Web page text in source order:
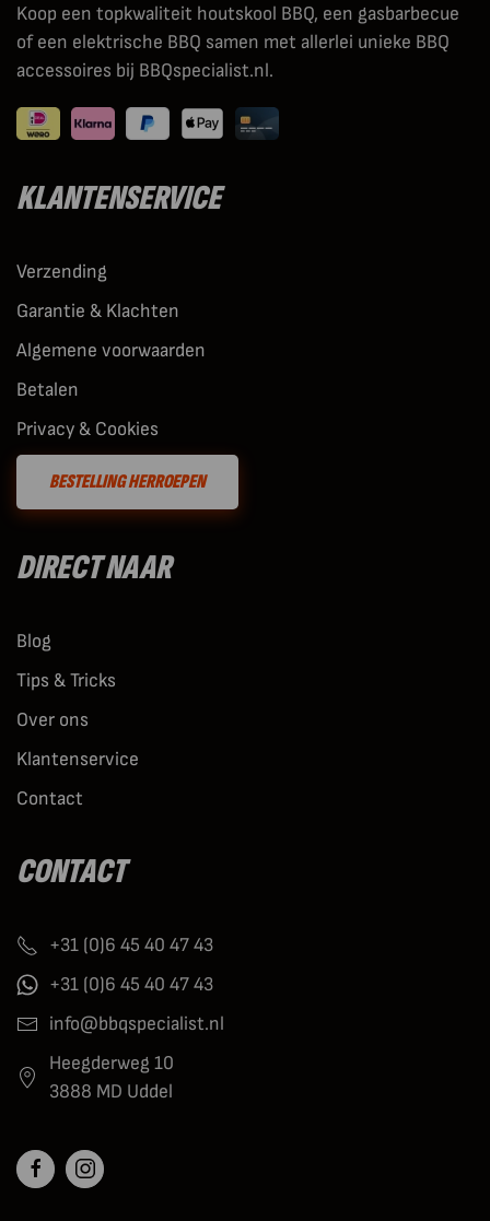
Koop een topkwaliteit houtskool BBQ, een gasbarbecue
of een elektrische BBQ samen met allerlei unieke BBQ
accessoires bij BBQspecialist.nl.
KLANTENSERVICE
Verzending
Garantie & Klachten
Algemene voorwaarden
Betalen
Privacy & Cookies
BESTELLING HERROEPEN
DIRECT NAAR
Blog
Tips & Tricks
Over ons
Klantenservice
Contact
CONTACT
+31 (0)6 45 40 47 43
+31 (0)6 45 40 47 43
info@bbqspecialist.nl
Heegderweg 10
3888 MD Uddel